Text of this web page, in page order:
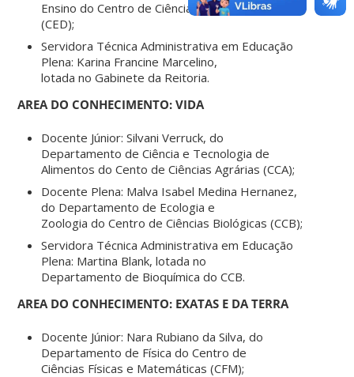
Ensino do Centro de Ciências da Educação
(CED);
Servidora Técnica Administrativa em Educação
Plena: Karina Francine Marcelino,
lotada no Gabinete da Reitoria.
AREA DO CONHECIMENTO: VIDA
Docente Júnior: Silvani Verruck, do
Departamento de Ciência e Tecnologia de
Alimentos do Cento de Ciências Agrárias (CCA);
Docente Plena: Malva Isabel Medina Hernanez,
do Departamento de Ecologia e
Zoologia do Centro de Ciências Biológicas (CCB);
Servidora Técnica Administrativa em Educação
Plena: Martina Blank, lotada no
Departamento de Bioquímica do CCB.
AREA DO CONHECIMENTO: EXATAS E DA TERRA
Docente Júnior: Nara Rubiano da Silva, do
Departamento de Física do Centro de
Ciências Físicas e Matemáticas (CFM);